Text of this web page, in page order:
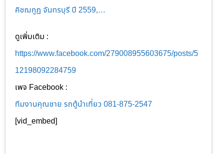
คิชฌกูฏ จันทรบุรี ปี 2559,…
ดูเพิ่มเติม :
https://www.facebook.com/279008955603675/posts/5
12198092284759
เพจ Facebook :
ทีมงานคุณชาย รถตู้นำเที่ยว 081-875-2547
[vid_embed]